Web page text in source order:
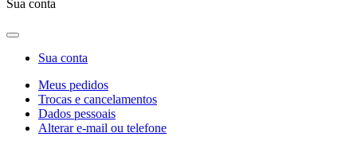
Sua conta
Sua conta
Meus pedidos
Trocas e cancelamentos
Dados pessoais
Alterar e-mail ou telefone